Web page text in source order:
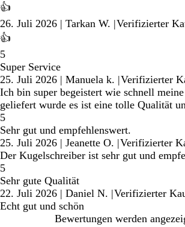
👍
26. Juli 2026 | Tarkan W. |Verifizierter
👍
5
Super Service
25. Juli 2026 | Manuela k. |Verifizierter
Ich bin super begeistert wie schnell
geliefert wurde es ist eine tolle Qualität
5
Sehr gut und empfehlenswert.
25. Juli 2026 | Jeanette O. |Verifizierter
Der Kugelschreiber ist sehr gut und
5
Sehr gute Qualität
22. Juli 2026 | Daniel N. |Verifizierter
Echt gut und schön
Bewertungen werden